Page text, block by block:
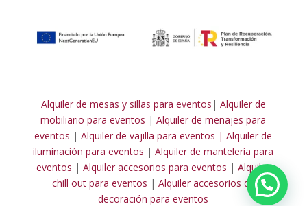
Alquiler de mesas y sillas para eventos | Alquiler de
mobiliario para eventos | Alquiler de menajes para
eventos |Alquiler de vajilla para eventos | Alquiler de
iluminación para eventos |Alquiler de mantelería para
eventos |Alquiler accesorios para eventos |Alquiler
chill out para eventos | Alquiler accesorios de
decoración para eventos